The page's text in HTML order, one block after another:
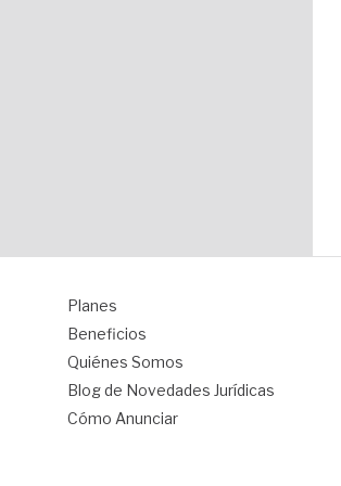
Planes
Beneficios
Quiénes Somos
Blog de Novedades Jurídicas
Cómo Anunciar